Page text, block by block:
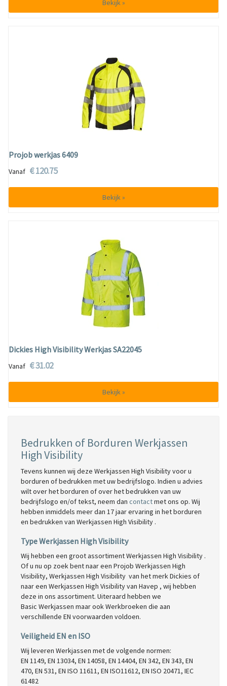
Bekijk »
Projob werkjas 6409
Vanaf € 120.75
Bekijk »
Dickies High Visibility Werkjas SA22045
Vanaf € 31.02
Bekijk »
Bedrukken of Borduren Werkjassen
High Visibility
Tevens kunnen wij deze Werkjassen High Visibility voor u
borduren of bedrukken met uw bedrijfslogo. Indien u advies
wilt over het borduren of over het bedrukken van uw
bedrijfslogo en/of tekst, neem dan contactmet ons op. Wij
hebben inmiddels meer dan 17 jaar ervaring in het borduren
en bedrukken van Werkjassen High Visibility .
Type Werkjassen High Visibility
Wij hebben een groot assortiment Werkjassen High Visibility .
Of u nu op zoek bent naar een Projob Werkjassen High
Visibility, Werkjassen High Visibility van het merk Dickies of
naar een Werkjassen High Visibility van Havep , wij hebben
deze in ons assortiment. Uiteraard hebben we
Basic Werkjassen maar ook Werkbroeken die aan
verschillende EN voorwaarden voldoen.
Veiligheid EN en ISO
Wij leveren Werkjassen met de volgende normen:
EN 1149, EN 13034, EN 14058, EN 14404, EN 342, EN 343, EN
470, EN 531, EN ISO 11611, EN ISO11612, EN ISO 20471, IEC
61482